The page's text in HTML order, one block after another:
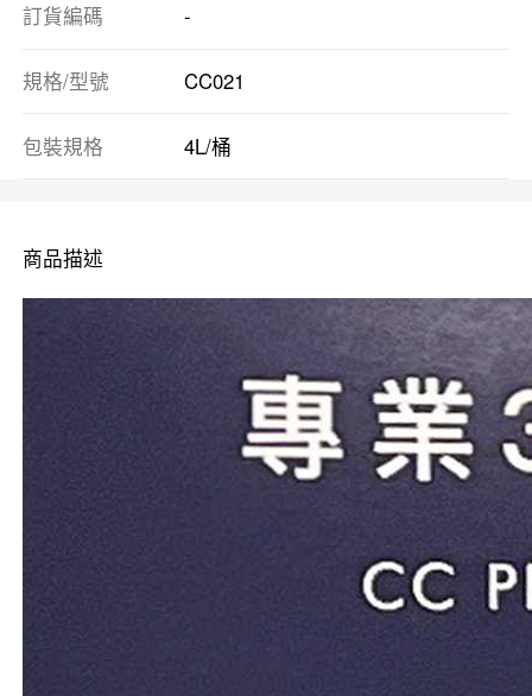
訂貨編碼 -
規格/型號 CC021
包裝規格 4L/桶
商品描述